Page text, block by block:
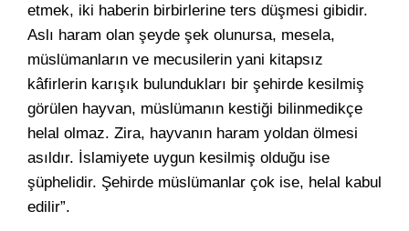
etmek, iki haberin birbirlerine ters düşmesi gibidir.
Aslı haram olan şeyde şek olunursa, mesela,
müslümanların ve mecusilerin yani kitapsız
kâfirlerin karışık bulundukları bir şehirde kesilmiş
görülen hayvan, müslümanın kestiği bilinmedikçe
helal olmaz. Zira, hayvanın haram yoldan ölmesi
asıldır. İslamiyete uygun kesilmiş olduğu ise
şüphelidir. Şehirde müslümanlar çok ise, helal kabul
edilir”.